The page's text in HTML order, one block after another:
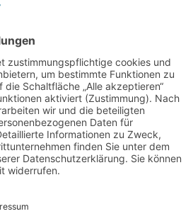
Rock Rising“!
Konzerte in der Residenz
– 4 Tage Musik & Gemeinschaft